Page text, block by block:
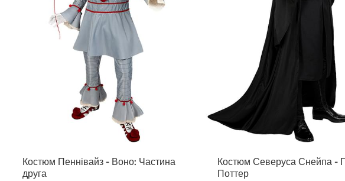
Костюм Пеннівайз - Воно: Частина
друга
Костюм Северуса Снейпа -
Поттер